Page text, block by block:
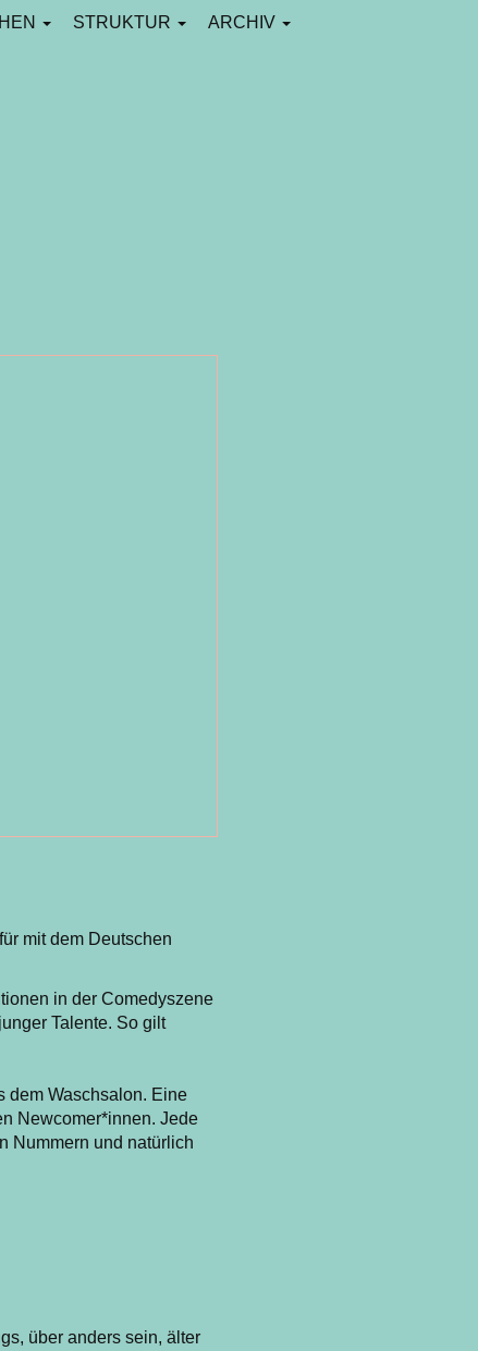
STRUKTUR ARCHIV
mit dem Deutschen
in der Comedyszene
Talente. So gilt
dem Waschsalon. Eine
Newcomer*innen. Jede
Nummern und natürlich
über anders sein, älter